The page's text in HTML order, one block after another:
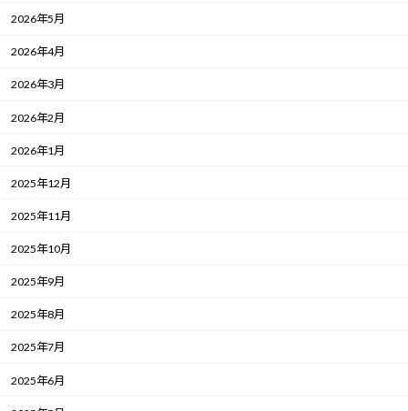
2026年5月
2026年4月
2026年3月
2026年2月
2026年1月
2025年12月
2025年11月
2025年10月
2025年9月
2025年8月
2025年7月
2025年6月